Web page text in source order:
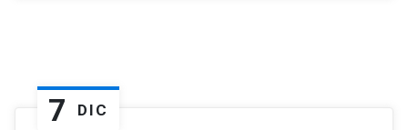
7 DIC